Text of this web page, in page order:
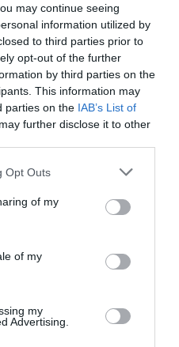
may continue seeing
information utilized by
to third parties prior to
opt-out of the further
by third parties on the
This information may
parties on the IAB’s List of
further disclose it to other
Opt Outs
of my
of my
my
Advertising.